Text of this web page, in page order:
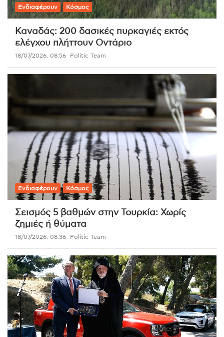
Ενδιαφέρουν Κόσμος
Καναδάς: 200 δασικές πυρκαγιές εκτός
ελέγχου πλήττουν Οντάριο
18/07/2026, 08:56 Politic Team
Ενδιαφέρουν Κόσμος
Σεισμός 5 βαθμών στην Τουρκία: Χωρίς
ζημιές ή θύματα
18/07/2026, 08:36 Politic Team